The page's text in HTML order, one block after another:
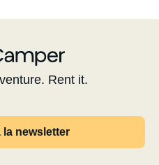
Rent it.
newsletter